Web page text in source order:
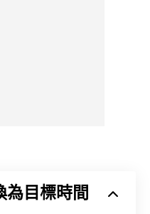
為目標時間